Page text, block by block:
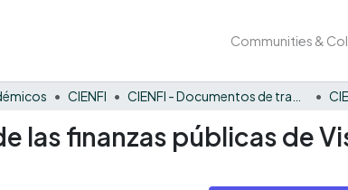
Communities &
CIENFI
las finanzas públicas de